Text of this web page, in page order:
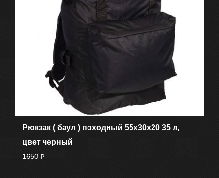
Рюкзак ( баул ) походный 55х30х20 35 л,
цвет черный
1650 ₽